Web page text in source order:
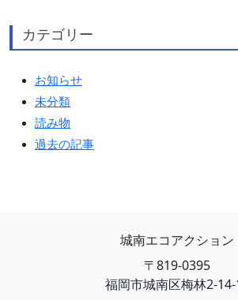
カテゴリー
お知らせ
未分類
読み物
過去の記事
城南エコアクション
〒819-0395
福岡市城南区梅林2-